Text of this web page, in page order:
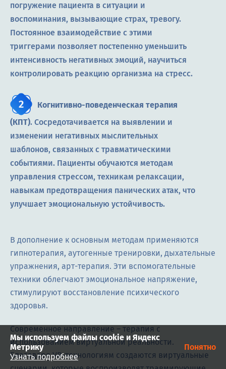
погружение пациента в ситуации и
воспоминания, вызывающие страх, тревогу.
Постоянное взаимодействие с этими
триггерами позволяет постепенно уменьшить
интенсивность негативных эмоций, научиться
контролировать реакцию организма на стресс.
Когнитивно-поведенческая терапия
(КПТ). Сосредотачивается на выявлении и
изменении негативных мыслительных
шаблонов, связанных с травматическими
событиями. Пациенты обучаются методам
управления стрессом, техникам релаксации,
навыкам предотвращения панических атак, что
улучшает эмоциональную устойчивость.
В дополнение к основным методам применяются
гипнотерапия, аутогенные тренировки, дыхательные
упражнения, арт-терапия. Эти вспомогательные
техники облегчают эмоциональное напряжение,
стимулируют восстановление психического
здоровья.
Современное направление – терапия с
использованием виртуальной реальности.
Благодаря VR-технологиям создаются виртуальные
Мы используем файлы cookie и Яндекс
Метрику
Узнать подробнее
Понятно